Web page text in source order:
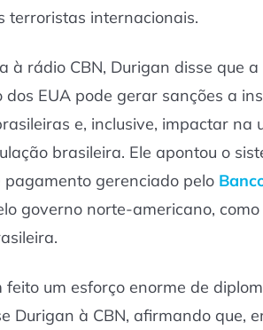
terroristas internacionais.
à rádio CBN, Durigan disse que
dos EUA pode gerar sanções a
e, inclusive, impactar na
brasileira. Ele apontou o
pagamento gerenciado pelo
governo norte-americano,
feito um esforço enorme de
Durigan à CBN, afirmando que,